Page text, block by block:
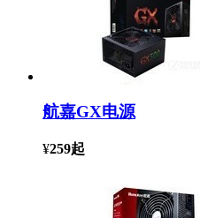
航嘉GX电源
¥259起